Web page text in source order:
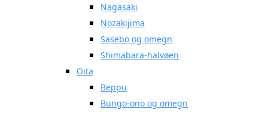
Nagasaki
Nozakijima
Sasebo og omegn
Shimabara-halvøen
Oita
Beppu
Bungo-ono og omegn